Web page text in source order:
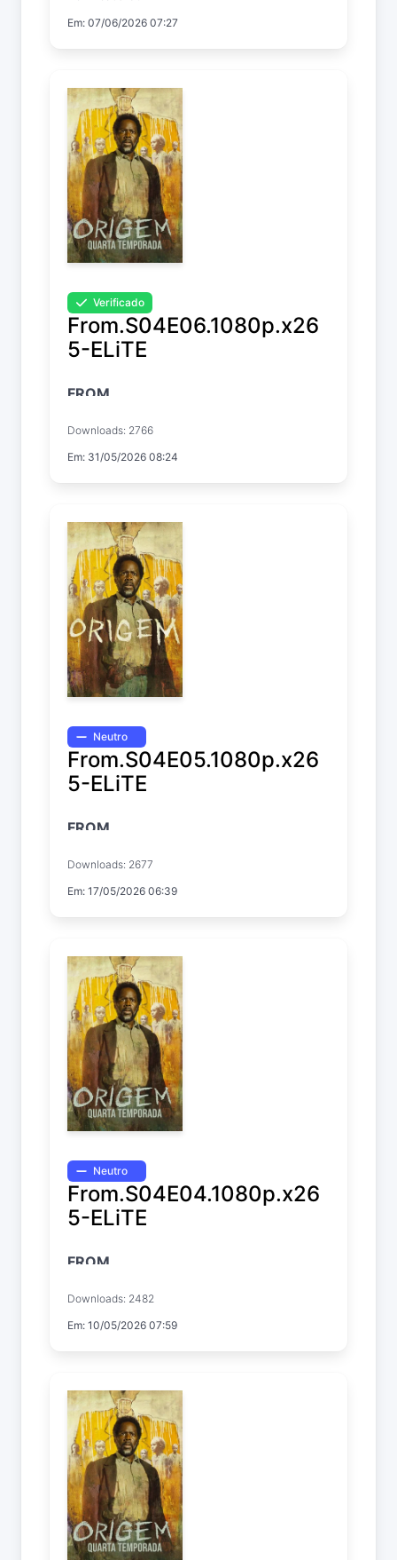
Em: 07/06/2026 07:27
Verificado
From.S04E06.1080p.x26
5-ELiTE
FROM
Downloads: 2766
Em: 31/05/2026 08:24
Neutro
From.S04E05.1080p.x26
5-ELiTE
FROM
Downloads: 2677
Em: 17/05/2026 06:39
Neutro
From.S04E04.1080p.x26
5-ELiTE
FROM
Downloads: 2482
Em: 10/05/2026 07:59